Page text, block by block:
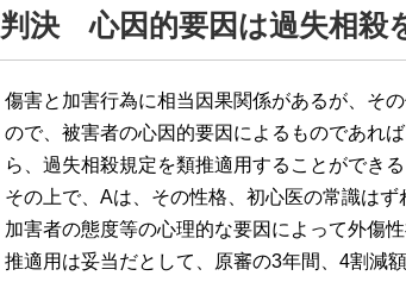
判決 心因的要因は過失相殺
傷害と加害行為に相当因果関係があるが、そ
ので、被害者の心因的要因によるものであれ
ら、過失相殺規定を類推適用することができる
その上で、Aは、その性格、初心医の常識は
加害者の態度等の心理的な要因によって外傷
推適用は妥当だとして、原審の3年間、4割減